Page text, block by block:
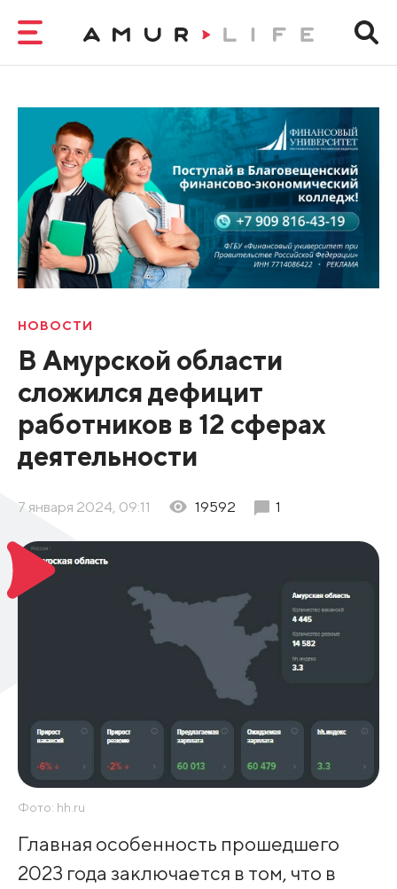
НОВОСТИ
В Амурской области
сложился дефицит
работников в 12 сферах
деятельности
7 января 2024, 09:11 19592 1
Фото: hh.ru
Главная особенность прошедшего
2023 года заключается в том, что в